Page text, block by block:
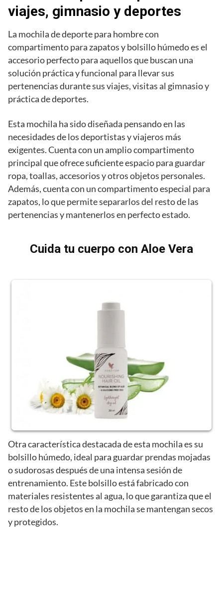
viajes, gimnasio y deportes
La mochila de deporte para hombre con
compartimento para zapatos y bolsillo húmedo es el
accesorio perfecto para aquellos que buscan una
solución práctica y funcional para llevar sus
pertenencias durante sus viajes, visitas al gimnasio y
práctica de deportes.
Esta mochila ha sido diseñada pensando en las
necesidades de los deportistas y viajeros más
exigentes. Cuenta con un amplio compartimento
principal que ofrece suficiente espacio para guardar
ropa, toallas, accesorios y otros objetos personales.
Además, cuenta con un compartimento especial para
zapatos, lo que permite separarlos del resto de las
pertenencias y mantenerlos en perfecto estado.
Cuida tu cuerpo con Aloe Vera
Otra característica destacada de esta mochila es su
bolsillo húmedo, ideal para guardar prendas mojadas
o sudorosas después de una intensa sesión de
entrenamiento. Este bolsillo está fabricado con
materiales resistentes al agua, lo que garantiza que el
resto de los objetos en la mochila se mantengan secos
y protegidos.